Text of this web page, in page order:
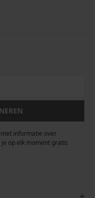
informatie over
op elk moment gratis